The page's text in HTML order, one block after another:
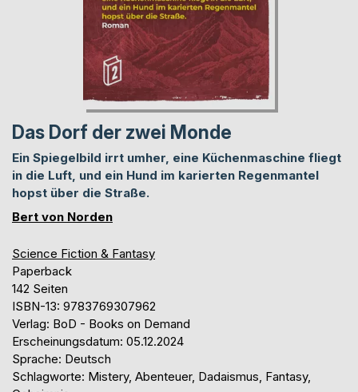
Das Dorf der zwei Monde
Ein Spiegelbild irrt umher, eine Küchenmaschine fliegt
in die Luft, und ein Hund im karierten Regenmantel
hopst über die Straße.
Bert von Norden
Science Fiction & Fantasy
Paperback
142 Seiten
ISBN-13: 9783769307962
Verlag: BoD - Books on Demand
Erscheinungsdatum: 05.12.2024
Sprache: Deutsch
Schlagworte: Mistery, Abenteuer, Dadaismus, Fantasy,